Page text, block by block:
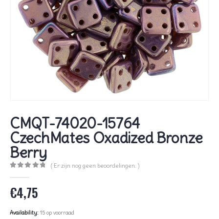
CMQT-74020-15764
CzechMates Oxadized Bronze
Berry
( Er zijn nog geen beoordelingen. )
€4,75
Availability: 15 op voorraad